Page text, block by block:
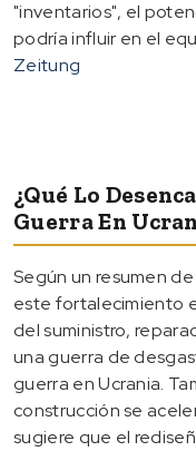
"inventarios", el
podría influir en el
Zeitung
¿Qué Lo
Guerra En
Según un resumen
este fortalecimiento
del suministro,
una guerra de
guerra en Ucrania.
construcción se
sugiere que el